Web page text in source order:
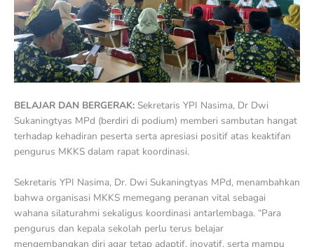
BELAJAR DAN BERGERAK: Sekretaris YPI Nasima, Dr Dwi
Sukaningtyas MPd (berdiri di podium) memberi sambutan hangat
terhadap kehadiran peserta serta apresiasi positif atas keaktifan
pengurus MKKS dalam rapat koordinasi.
Sekretaris YPI Nasima, Dr. Dwi Sukaningtyas MPd, menambahkan
bahwa organisasi MKKS memegang peranan vital sebagai
wahana silaturahmi sekaligus koordinasi antarlembaga. “Para
pengurus dan kepala sekolah perlu terus belajar
mengembangkan diri agar tetap adaptif, inovatif, serta mampu